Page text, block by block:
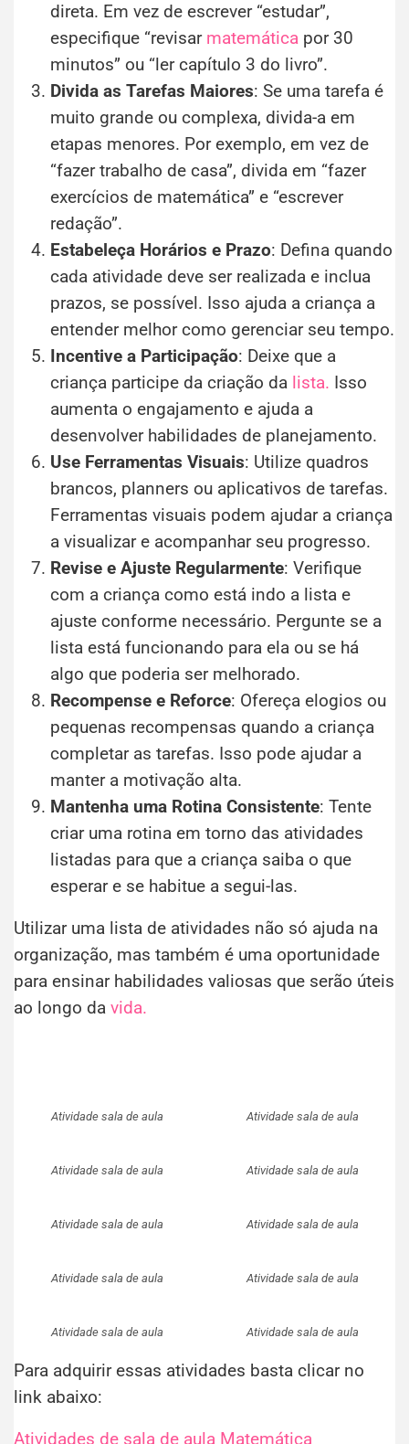
direta. Em vez de escrever “estudar”,
especifique “revisar matemática por 30
minutos” ou “ler capítulo 3 do livro”.
Divida as Tarefas Maiores: Se uma tarefa é
muito grande ou complexa, divida-a em
etapas menores. Por exemplo, em vez de
“fazer trabalho de casa”, divida em “fazer
exercícios de matemática” e “escrever
redação”.
Estabeleça Horários e Prazo: Defina quando
cada atividade deve ser realizada e inclua
prazos, se possível. Isso ajuda a criança a
entender melhor como gerenciar seu tempo.
Incentive a Participação: Deixe que a
criança participe da criação da lista. Isso
aumenta o engajamento e ajuda a
desenvolver habilidades de planejamento.
Use Ferramentas Visuais: Utilize quadros
brancos, planners ou aplicativos de tarefas.
Ferramentas visuais podem ajudar a criança
a visualizar e acompanhar seu progresso.
Revise e Ajuste Regularmente: Verifique
com a criança como está indo a lista e
ajuste conforme necessário. Pergunte se a
lista está funcionando para ela ou se há
algo que poderia ser melhorado.
Recompense e Reforce: Ofereça elogios ou
pequenas recompensas quando a criança
completar as tarefas. Isso pode ajudar a
manter a motivação alta.
Mantenha uma Rotina Consistente: Tente
criar uma rotina em torno das atividades
listadas para que a criança saiba o que
esperar e se habitue a segui-las.
Utilizar uma lista de atividades não só ajuda na
organização, mas também é uma oportunidade
para ensinar habilidades valiosas que serão úteis
ao longo da vida.
Atividade sala de aula Atividade sala de aula
Atividade sala de aula Atividade sala de aula
Atividade sala de aula Atividade sala de aula
Atividade sala de aula Atividade sala de aula
Atividade sala de aula Atividade sala de aula
Para adquirir essas atividades basta clicar no
link abaixo:
Atividades de sala de aula Matemática